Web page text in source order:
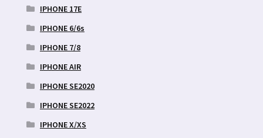
IPHONE 17E
IPHONE 6/6s
IPHONE 7/8
IPHONE AIR
IPHONE SE2020
IPHONE SE2022
IPHONE X/XS